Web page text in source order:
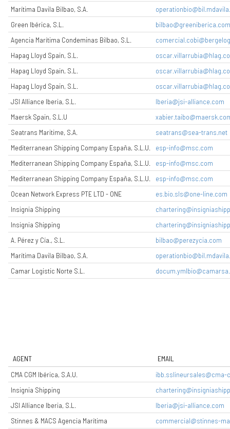
Marítima Davila Bilbao, S.A.
Green Ibérica, S.L.
bilbao@greeniberica.com
Agencia Marítima Condeminas Bilbao, S.L.
Hapag Lloyd Spain, S.L.
Hapag Lloyd Spain, S.L.
Hapag Lloyd Spain, S.L.
JSI Alliance Iberia, S.L.
Iberia@jsi-alliance.com
Maersk Spain, S.L.U
Seatrans Maritime, S.A.
seatrans@sea-trans.net
Mediterranean Shipping Company España, S.L.U.
esp-info@msc.com
Mediterranean Shipping Company España, S.L.U.
esp-info@msc.com
Mediterranean Shipping Company España, S.L.U.
esp-info@msc.com
Ocean Network Express PTE LTD - ONE
es.bio.sls@one-line.com
Insignia Shipping
Insignia Shipping
A. Pérez y Cía., S.L.
bilbao@perezycia.com
Marítima Davila Bilbao, S.A.
Camar Logistic Norte S.L.
AGENT
EMAIL
CMA CGM Ibérica, S.A.U.
ibb.sslineursales@cma-
Insignia Shipping
JSI Alliance Iberia, S.L.
Iberia@jsi-alliance.com
Stinnes & MACS Agencia Marítima
commercial@stinnes-